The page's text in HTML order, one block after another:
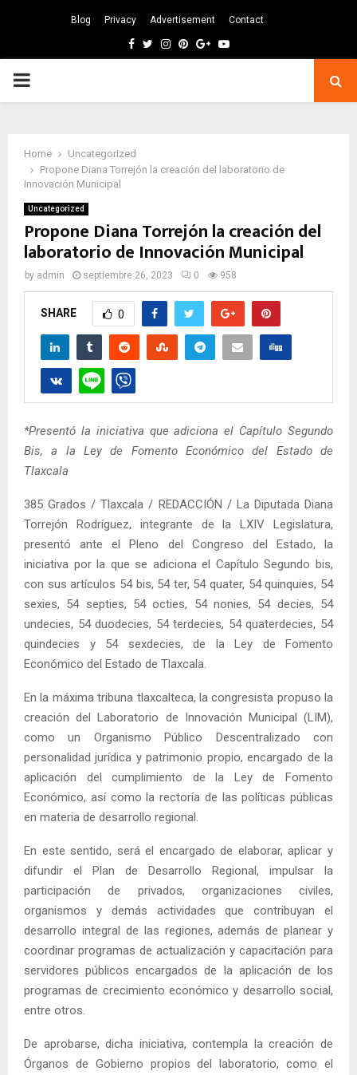
Blog Privacy Advertisement Contact
Facebook
TwitterInstagram
Pinterest
GoogleYoutube
PRIMARY
Home
Uncategorized
Propone Diana Torrejón la creación del laboratorio de
Innovación Municipal
Uncategorized
Propone Diana Torrejón la creación del
laboratorio de Innovación Municipal
by admin septiembre 26, 2023 0 958
SHARE 0
*Presentó la iniciativa que adiciona el Capítulo Segundo
Bis, a la Ley de Fomento Económico del Estado de
Tlaxcala
385 Grados / Tlaxcala / REDACCIÓN / La Diputada Diana
Torrejón Rodríguez, integrante de la LXIV Legislatura,
presentó ante el Pleno del Congreso del Estado, la
iniciativa por la que se adiciona el Capítulo Segundo bis,
con sus artículos 54 bis, 54 ter, 54 quater, 54 quinquies, 54
sexies, 54 septies, 54 octies, 54 nonies, 54 decies, 54
undecies, 54 duodecies, 54 terdecies, 54 quaterdecies, 54
quindecies y 54 sexdecies, de la Ley de Fomento
Económico del Estado de Tlaxcala.
En la máxima tribuna tlaxcalteca, la congresista propuso la
creación del Laboratorio de Innovación Municipal (LIM),
como un Organismo Público Descentralizado con
personalidad jurídica y patrimonio propio, encargado de la
aplicación del cumplimiento de la Ley de Fomento
Económico, así como la rectoría de las políticas públicas
en materia de desarrollo regional.
En este sentido, será el encargado de elaborar, aplicar y
difundir el Plan de Desarrollo Regional, impulsar la
participación de privados, organizaciones civiles,
organismos y demás actividades que contribuyan el
desarrollo integral de las regiones, además de planear y
coordinar programas de actualización y capacitación para
servidores públicos encargados de la aplicación de los
programas de crecimiento económico y desarrollo social,
entre otros.
De aprobarse, dicha iniciativa, contempla la creación de
Órganos de Gobierno propios del laboratorio, como el